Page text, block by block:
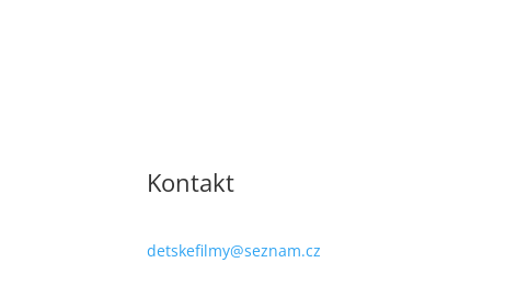
Kontakt
detskefilmy@seznam.cz